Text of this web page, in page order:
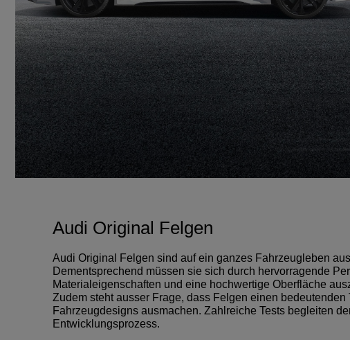
Audi Original Felgen
Audi Original Felgen sind auf ein ganzes Fahrzeugleben
Dementsprechend müssen sie sich durch hervorragende
Materialeigenschaften und eine hochwertige Oberfläche
Zudem steht ausser Frage, dass Felgen einen bedeutenden
Fahrzeugdesigns ausmachen. Zahlreiche Tests begleiten
Entwicklungsprozess.